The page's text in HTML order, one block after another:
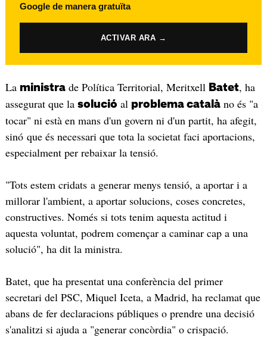
Google de manera gratuïta
ACTIVAR ARA →
La ministrade Política Territorial, Meritxell Batet, ha
assegurat que la solució al problema catalàno és "a
tocar" ni està en mans d'un govern ni d'un partit, ha afegit,
sinó que és necessari que tota la societat faci aportacions,
especialment per rebaixar la tensió.
"Tots estem cridats a generar menys tensió, a aportar i a
millorar l'ambient, a aportar solucions, coses concretes,
constructives. Només si tots tenim aquesta actitud i
aquesta voluntat, podrem començar a caminar cap a una
solució", ha dit la ministra.
Batet, que ha presentat una conferència del primer
secretari del PSC, Miquel Iceta, a Madrid, ha reclamat que
abans de fer declaracions públiques o prendre una decisió
s'analitzi si ajuda a "generar concòrdia" o crispació.